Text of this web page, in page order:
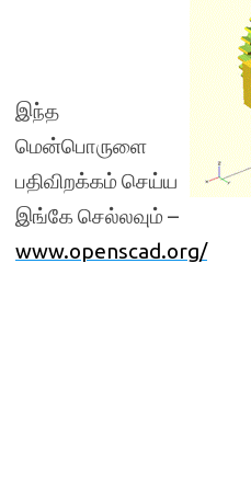
இந்த
மென்பொருளை
பதிவிறக்கம் செய்ய
இங்கே செல்லவும் –
www.openscad.org/